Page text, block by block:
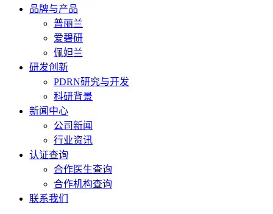
品牌与产品
普丽兰
爱碧研
佩妲兰
研发创新
PDRN研究与开发
科研背景
新闻中心
公司新闻
行业资讯
认证查询
合作医生查询
合作机构查询
联系我们